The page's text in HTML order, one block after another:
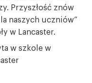
Przyszłość znów
naszych uczniów”
w Lancaster.
w szkole w